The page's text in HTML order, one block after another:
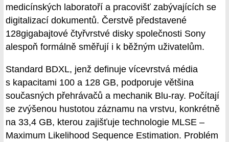
medicínských laboratoří a pracovišť zabývajících se
digitalizací dokumentů. Čerstvě představené
128gigabajtové čtyřvrstvé disky společnosti Sony
alespoň formálně směřují i k běžným uživatelům.
Standard BDXL, jenž definuje vícevrstvá média
s kapacitami 100 a 128 GB, podporuje většina
současných přehrávačů a mechanik Blu-ray. Počítají
se zvýšenou hustotou záznamu na vrstvu, konkrétně
na 33,4 GB, kterou zajišťuje technologie MLSE –
Maximum Likelihood Sequence Estimation. Problém